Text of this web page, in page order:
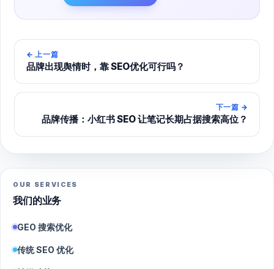
← 上一篇
品牌出现舆情时，靠 SEO优化可行吗？
下一篇 →
品牌传播：小红书 SEO 让笔记长期占据搜索高位？
OUR SERVICES
我们的业务
GEO 搜索优化
传统 SEO 优化